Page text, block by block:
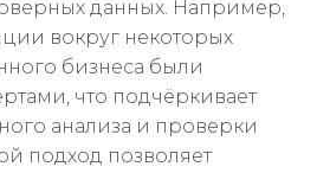
данных. Например,
вокруг некоторых
бизнеса были
что подчёркивает
анализа и проверки
подход позволяет